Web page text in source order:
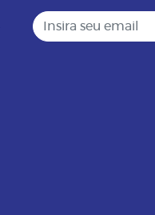
Insira seu email